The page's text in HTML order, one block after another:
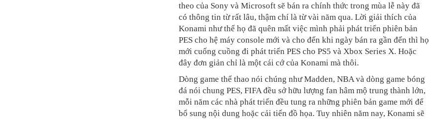
theo của Sony và Microsoft sẽ bán ra chính thức trong mùa lễ này đã
có thông tin từ rất lâu, thậm chí là từ vài năm qua. Lời giải thích của
Konami như thể họ đã quên mất việc mình phải phát triển phiên bản
PES cho hệ máy console mới và cho đến khi ngày bán ra gần đến thì họ
mới cuống cuồng đi phát triển PES cho PS5 và Xbox Series X. Hoặc
đây đơn giản chỉ là một cái cớ của Konami mà thôi.
Dòng game thể thao nói chúng như Madden, NBA và dòng game bóng
đá nói chung PES, FIFA đều sở hữu lượng fan hâm mộ trung thành lớn,
mỗi năm các nhà phát triển đều tung ra những phiên bản game mới để
bổ sung nội dung hoặc cải tiến đồ họa. Tuy nhiên năm nay, Konami sẽ